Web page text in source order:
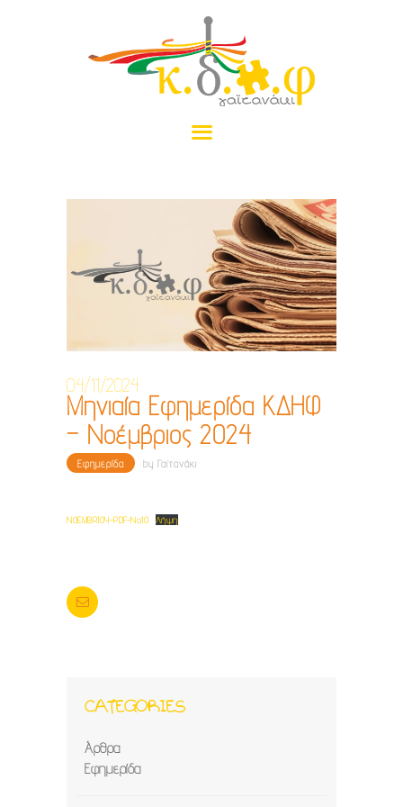
ΝΈΑ
ΕΠΙΚΟΙΝΩΝΊΑ
ΔΩΡΕΆ
04/11/2024
Μηνιαία Εφημερίδα ΚΔΗΦ
– Νοέμβριος 2024
Εφημερίδα by Γαϊτανάκι
NOEMBRIOY-PDF-No10 Λήψη
CATEGORIES
Άρθρα
Εφημερίδα